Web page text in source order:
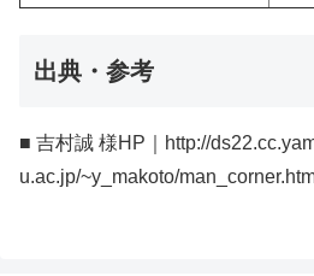
出典・参考
■ 吉村誠 様HP｜http://
u.ac.jp/~y_makoto/